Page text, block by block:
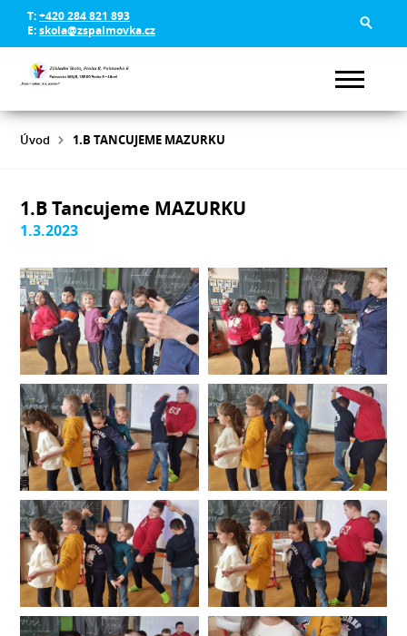
T:+420 284 821 893
E:skola@zspalmovka.cz
Úvod 1.B TANCUJEME MAZURKU
1.B Tancujeme MAZURKU
1.3.2023